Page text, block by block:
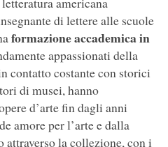
di lettere alle scuole
formazione accademica in
appassionati della
contatto costante con storici
di musei, hanno
d’arte fin dagli anni
amore per l’arte e dalla
la collezione, con i